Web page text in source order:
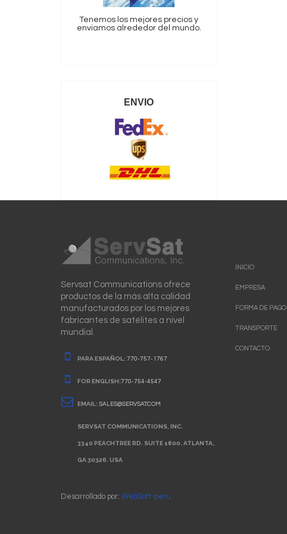
Tenemos los mejores precios y
enviamos alrededor del mundo.
ENVIO
Servsat Communications ofrece
productos de la más alta calidad
manufacturados por los mejores
fabricantes de satélites a nivel
mundial.
PARA ESPAÑOL: 770-757-1767
FOR ENGLISH:770-754-4547
EMAIL: SALES@SERVSAT.COM
SERVSAT COMMUNICATIONS, INC.
3340 PEACHTREE RD. SUITE 1800. ATLANTA,
GA 30326. USA
INICIO
EMPRESA
FORMA DE PAGO
TRANSPORTE
CONTACTO
Desarrollado por: WebSoft-peru